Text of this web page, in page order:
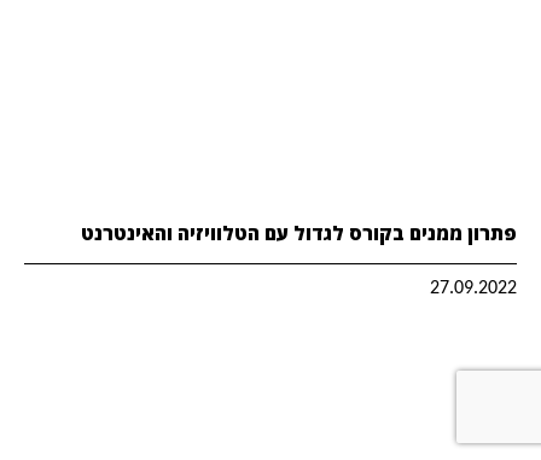
פתרון ממנים בקורס לגדול עם הטלוויזיה והאינטרנט
27.09.2022